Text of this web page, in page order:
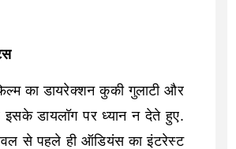
का डायरेक्शन कुकी गुलाटी और
इसके डायलॉग पर ध्यान न देते हुए.
से पहले ही ऑडियंस का इंटरेस्ट